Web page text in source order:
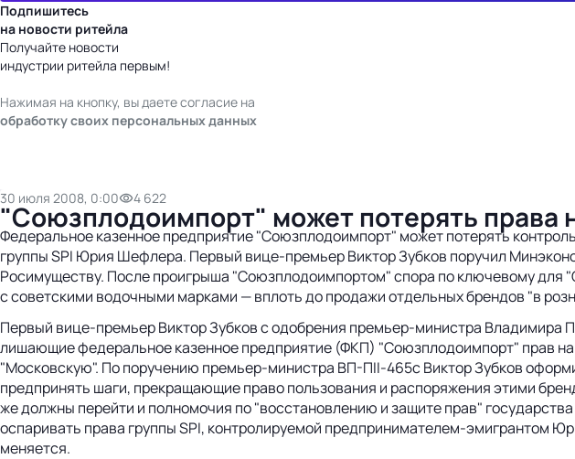
Подпишитесь
на новости ритейла
Получайте новости
индустрии ритейла первым!
Нажимая на кнопку, вы даете согласие на
обработку своих персональных данных
30 июля 2008, 0:00 4 622
"Союзплодоимпорт" может потерять права
Федеральное казенное предприятие "Союзплодоимпорт" может потерять
группы SPI Юрия Шефлера. Первый вице-премьер Виктор Зубков поручил
Росимуществу. После проигрыша "Союзплодоимпортом" спора по ключевому для
с советскими водочными марками — вплоть до продажи отдельных брендов "в
Первый вице-премьер Виктор Зубков с одобрения премьер-министра Владимира
лишающие федеральное казенное предприятие (ФКП) "Союзплодоимпорт" прав
"Московскую". По поручению премьер-министра ВП-ПII-465с Виктор Зубков
предпринять шаги, прекращающие право пользования и распоряжения этими
же должны перейти и полномочия по "восстановлению и защите прав"
оспаривать права группы SPI, контролируемой предпринимателем-эмигрантом
меняется.